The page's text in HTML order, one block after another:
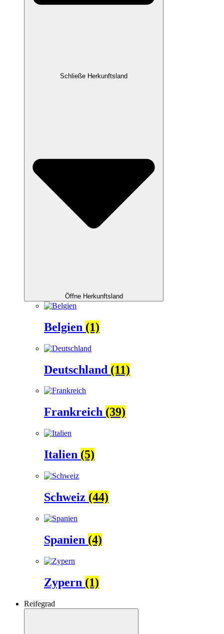
Schließe Herkunftsland
Öffne Herkunftsland
Belgien (1)
Deutschland (11)
Frankreich (39)
Italien (5)
Schweiz (44)
Spanien (4)
Zypern (1)
Reifegrad